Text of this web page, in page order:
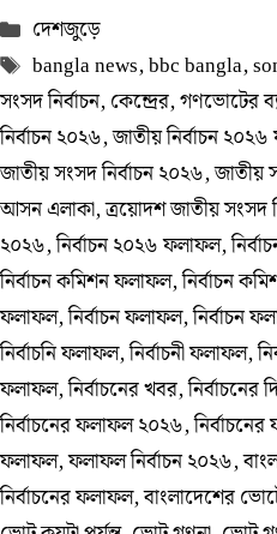
Categories
দেশজুড়ে
Tags
bangla news,bbc bangla,
সংসদ নির্বাচন,কেন্দ্রের,গণভোটের
নির্বাচন ২০২৬,জাতীয় নির্বাচন
জাতীয় সংসদ নির্বাচন ২০২৬,জাতীয়
আসন এলাকা,ত্রয়োদশ জাতীয় সংসদ
২০২৬,নির্বাচন ২০২৬ ফলাফল,
নির্বাচন কমিশন ফলাফল,নির্বাচন
ফলাফল,নির্বাচন ফলাফল,নির্বাচন
নির্বাচনি ফলাফল,নির্বাচনী ফলাফল,
ফলাফল,নির্বাচনের খবর,
নির্বাচনের ফলাফল ২০২৬,
ফলাফল,ফলাফল নির্বাচন ২০২৬,
নির্বাচনের ফলাফল,বাংলাদেশের